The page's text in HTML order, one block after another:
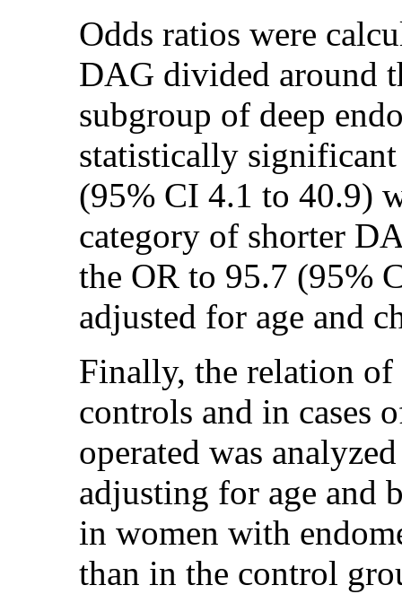
Odds ratios were
DAG divided around
subgroup of deep
statistically
(95% CI 4.1 to 40.9)
category of shorter
the OR to 95.7 (95%
adjusted for age and
Finally, the relation
controls and in cases
operated was
adjusting for age and
in women with
than in the control